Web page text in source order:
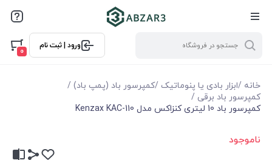
ورود | ثبت نام
0
خانه /ابزار بادی یا پنوماتیک /کمپرسور باد (پمپ باد) /
کمپرسور باد برقی /
کمپرسور باد 10 لیتری کنزاکس مدل Kenzax KAC-110
ناموجود